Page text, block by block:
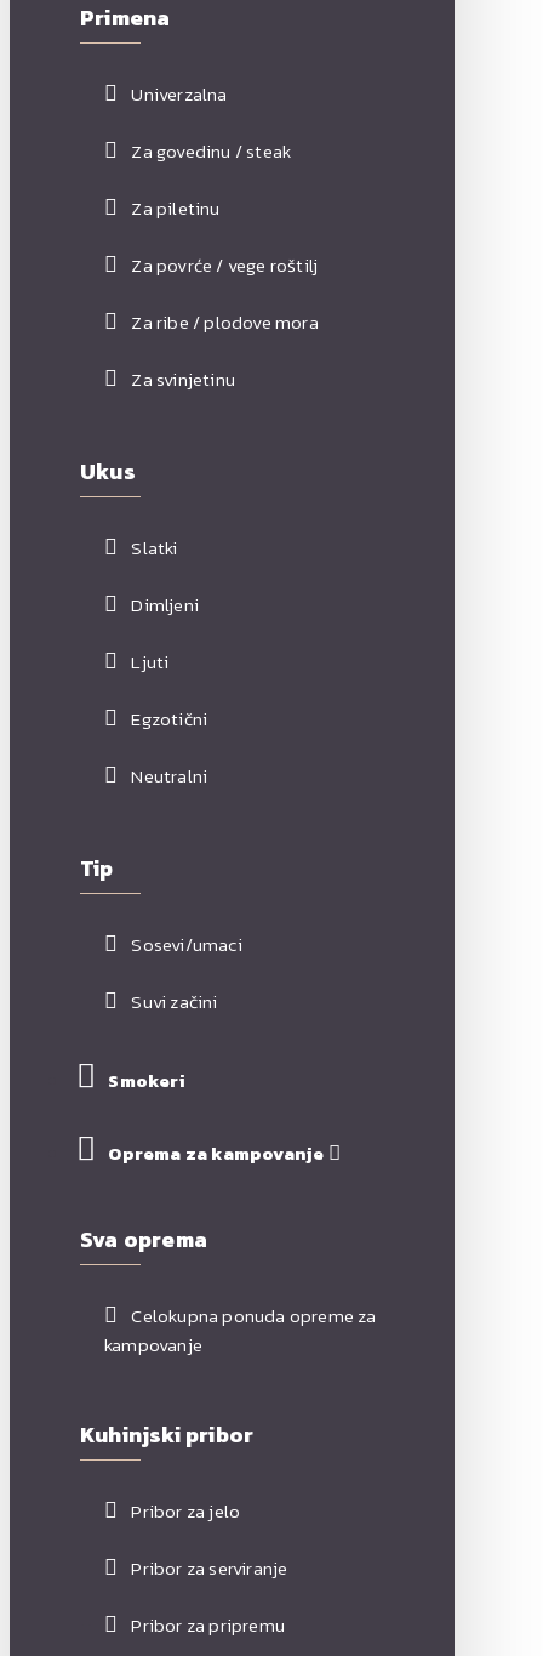
Primena
Univerzalna
Za govedinu / steak
Za piletinu
Za povrće / vege roštilj
Za ribe / plodove mora
Za svinjetinu
Ukus
Slatki
Dimljeni
Ljuti
Egzotični
Neutralni
Tip
Sosevi/umaci
Suvi začini
Smokeri
Oprema za kampovanje
Sva oprema
Celokupna ponuda opreme za
kampovanje
Kuhinjski pribor
Pribor za jelo
Pribor za serviranje
Pribor za pripremu